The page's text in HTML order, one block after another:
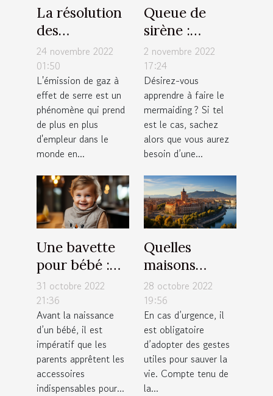
La résolution
des
entreprises
vers une
émission de
zéro pourcent
de carbone
d'ici 2030
est-elle
possible ?
24 novembre 2022
01:50
L'émission de gaz à
effet de serre est un
phénomène qui prend
de plus en plus
d'empleur dans le
monde en...
Queue de
sirène :
quelques
critères pour
faire un bon
choix
2 novembre 2022
17:24
Désirez-vous
apprendre à faire le
mermaiding ? Si tel
est le cas, sachez
alors que vous aurez
besoin d’une...
Une bavette
pour bébé :
Quel modèle
de bavoir faut
il avoir pour
votre enfant ?
31 octobre 2022
21:36
Avant la naissance
d’un bébé, il est
impératif que les
parents apprêtent les
accessoires
indispensables pour...
Quelles
maisons
médicales de
garde
contacter à
Toulouse ?
28 octobre 2022
19:56
En cas d’urgence, il
est obligatoire
d’adopter des gestes
utiles pour sauver la
vie. Compte tenu de
la...